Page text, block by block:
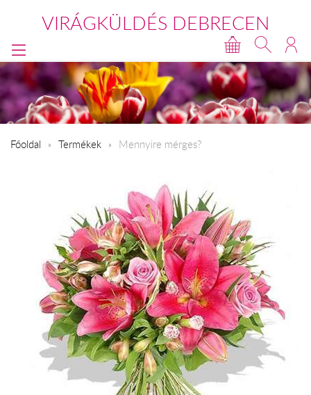
VIRÁGKÜLDÉS DEBRECEN
Főoldal Termékek Mennyire mérges?